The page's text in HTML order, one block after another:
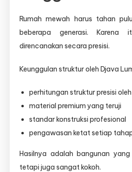
Rumah mewah harus tahan
beberapa generasi. Karena
direncanakan secara presisi.
Keunggulan struktur oleh Djava
perhitungan struktur presisi
material premium yang teruji
standar konstruksi profesional
pengawasan ketat setiap
Hasilnya adalah bangunan
tetapi juga sangat kokoh.